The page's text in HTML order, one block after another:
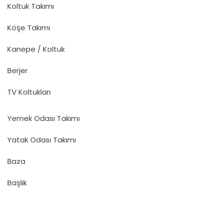
Koltuk Takımı
Köşe Takımı
Kanepe / Koltuk
Berjer
TV Koltukları
Yemek Odası Takımı
Yatak Odası Takımı
Baza
Başlık